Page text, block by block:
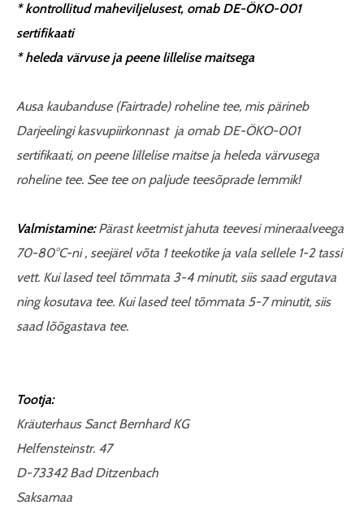
* kontrollitud maheviljelusest, omab DE-ÖKO-001
sertifikaati
* heleda värvuse ja peene lillelise maitsega
Ausa kaubanduse (Fairtrade) roheline tee, mis pärineb
Darjeelingi kasvupiirkonnast ja omab DE-ÖKO-001
sertifikaati, on peene lillelise maitse ja heleda värvusega
roheline tee. See tee on paljude teesõprade lemmik!
Valmistamine:Pärast keetmist jahuta teevesi mineraalveega
70-80°C-ni , seejärel võta 1 teekotike ja vala sellele 1-2 tassi
vett. Kui lased teel tõmmata 3-4 minutit, siis saad ergutava
ning kosutava tee. Kui lased teel tõmmata 5-7 minutit, siis
saad lõõgastava tee.
Tootja:
Kräuterhaus Sanct Bernhard KG
Helfensteinstr. 47
D-73342 Bad Ditzenbach
Saksamaa